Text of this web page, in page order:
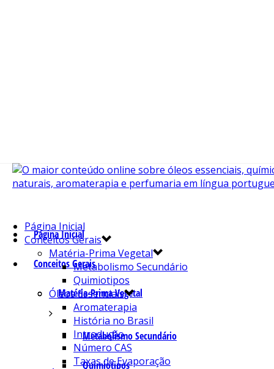
Página Inicial
Conceitos Gerais
Matéria-Prima Vegetal
Metabolismo Secundário
Quimiotipos
Página Inicial
Conceitos Gerais
Matéria-Prima Vegetal
Metabolismo Secundário
Quimiotipos
Óleos Essenciais
Aromaterapia
História no Brasil
Introdução
Número CAS
Taxas de Evaporação